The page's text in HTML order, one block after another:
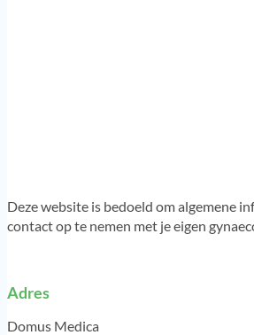
Deze website is bedoeld om algemene
contact op te nemen met je eigen
Adres
Domus Medica